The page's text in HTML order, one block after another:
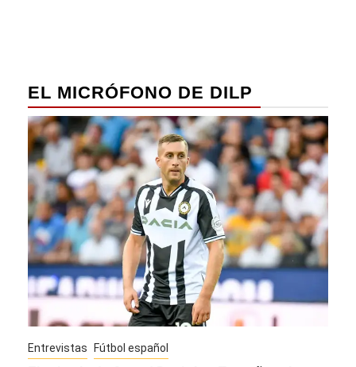
EL MICRÓFONO DE DILP
Entrevistas Fútbol español